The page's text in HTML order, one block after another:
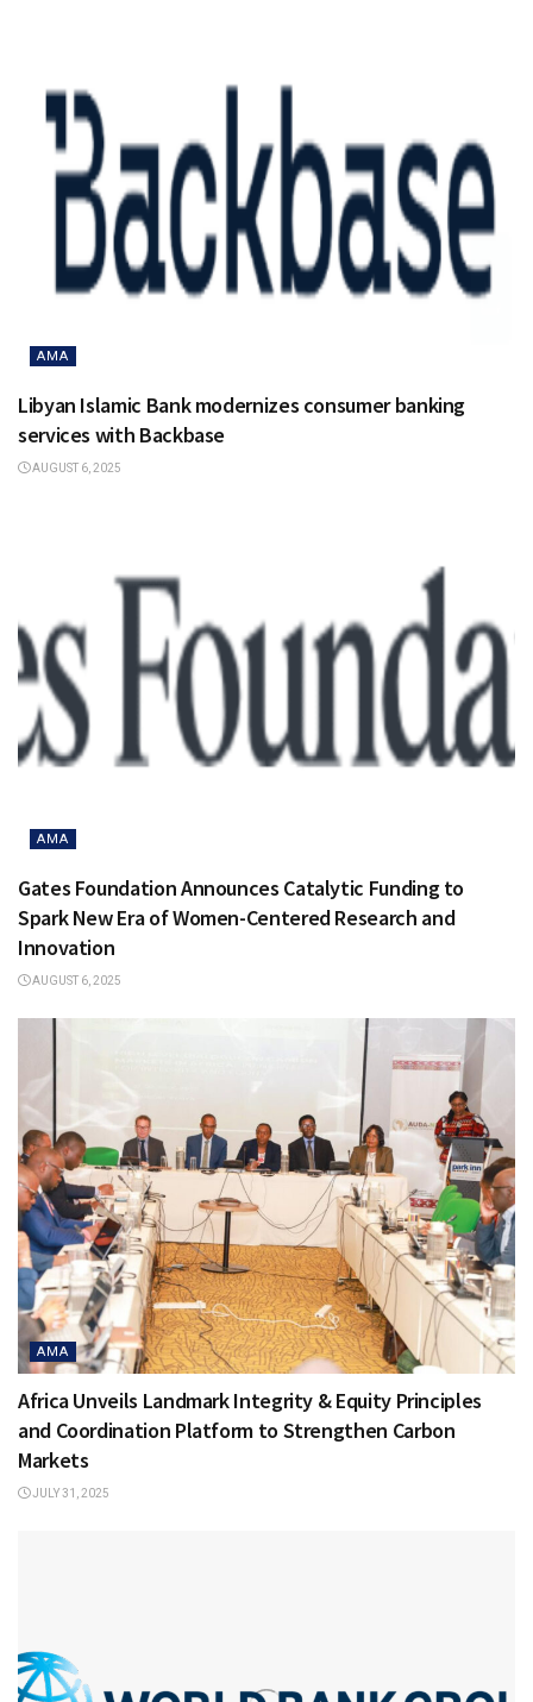
AMA
Libyan Islamic Bank modernizes consumer banking
services with Backbase
AUGUST 6, 2025
AMA
Gates Foundation Announces Catalytic Funding to
Spark New Era of Women-Centered Research and
Innovation
AUGUST 6, 2025
AMA
Africa Unveils Landmark Integrity & Equity Principles
and Coordination Platform to Strengthen Carbon
Markets
JULY 31, 2025